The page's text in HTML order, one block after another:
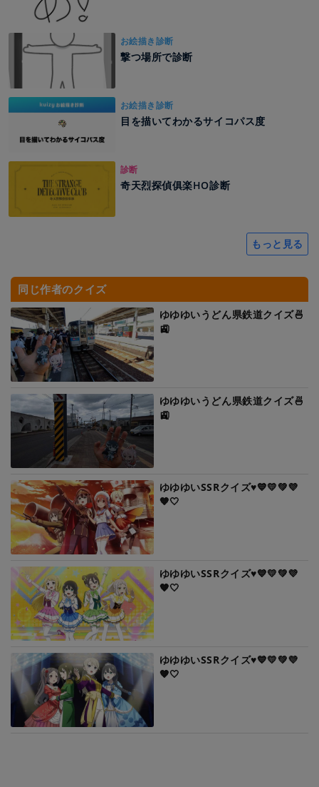
お絵描き診断
撃つ場所で診断
お絵描き診断
目を描いてわかるサイコパス度
診断
奇天烈探偵俱楽HO診断
もっと見る
同じ作者のクイズ
ゆゆゆいうどん県鉄道クイズ🍜
🚉
ゆゆゆいうどん県鉄道クイズ🍜
🚉
ゆゆゆいSSRクイズ♥️💙💛💚💜
🧡🤍
ゆゆゆいSSRクイズ♥️💙💛💚💜
🧡🤍
ゆゆゆいSSRクイズ♥️💙💛💚💜
🧡🤍